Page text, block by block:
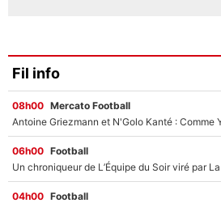
Fil info
08h00 Mercato Football
06h00 Football
04h00 Football